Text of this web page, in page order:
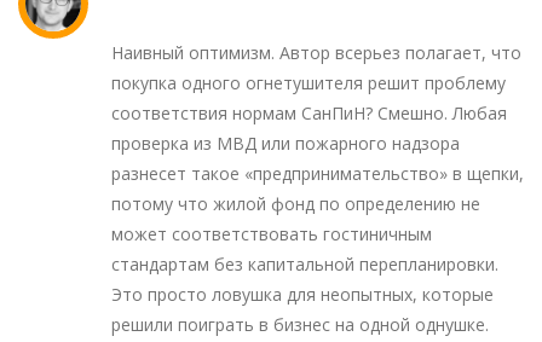
Наивный оптимизм. Автор всерьез полагает, что
покупка одного огнетушителя решит проблему
соответствия нормам СанПиН? Смешно. Любая
проверка из МВД или пожарного надзора
разнесет такое «предпринимательство» в щепки,
потому что жилой фонд по определению не
может соответствовать гостиничным
стандартам без капитальной перепланировки.
Это просто ловушка для неопытных, которые
решили поиграть в бизнес на одной однушке.